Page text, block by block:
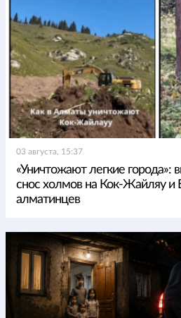
03 августа, 15:37
«Уничтожают легкие города»:
снос холмов на Кок-Жайляу и
алматинцев